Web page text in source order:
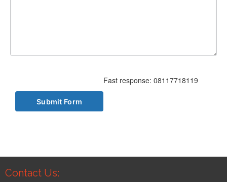
Fast response: 08117718119
Contact Us: